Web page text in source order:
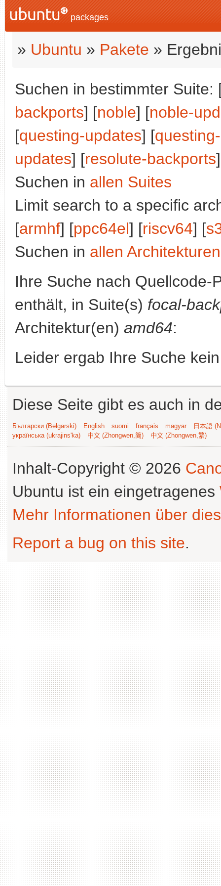
packages
» Ubuntu » Pakete »
Suchen in bestimmter Suite:
backports] [noble] [noble-
[questing-updates] [
updates] [resolute-backports
Suchen in allen Suites
Limit search to a specific
[armhf] [ppc64el] [riscv64] [
Suchen in allen Architekturen
Ihre Suche nach
enthält, in Suite(s) focal-
Architektur(en) amd64:
Leider ergab Ihre Suche
Diese Seite gibt es auch in
Български (Bəlgarski) English suomi français magyar
日本語
українська (ukrajins'ka)
中文 (Zhongwen,简) 中文 (Zhongwen,繁)
Inhalt-Copyright © 2026
Ubuntu ist ein eingetragenes
Mehr Informationen über
Report a bug on this site.